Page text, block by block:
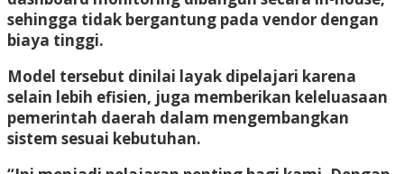
sehingga tidak bergantung pada vendor dengan
biaya tinggi.
Model tersebut dinilai layak dipelajari karena
selain lebih efisien, juga memberikan keleluasaan
pemerintah daerah dalam mengembangkan
sistem sesuai kebutuhan.